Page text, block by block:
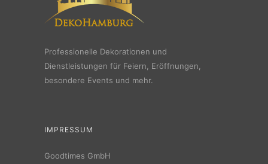
Professionelle Dekorationen und
Dienstleistungen für Feiern, Eröffnungen,
besondere Events und mehr.
IMPRESSUM
Goodtimes GmbH